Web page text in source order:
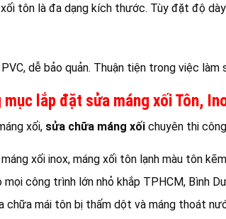
tôn là đa dạng kích thước. Tùy đặt độ
dễ bảo quản. Thuận tiện trong việc
mục lắp đặt sửa máng xối Tôn,
xối, sửa chữa máng xối chuyên thi
xối inox, máng xối tôn lạnh màu tôn
mọi công trình lớn nhỏ khắp TPHCM, Bình
chữa mái tôn bị thấm dột và máng thoát